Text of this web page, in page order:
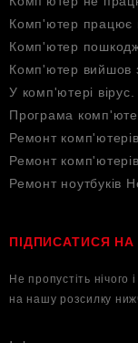
Комп'ютер працює
Комп'ютер
Комп'ютер вийшов
У комп'ютері вірус.
Програма
Ремонт
Ремонт
Ремонт ноутбуків
ПІДПИСАТИСЯ
Не пропустіть нічого
на нашу розсилку